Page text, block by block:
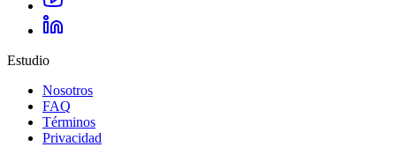
Estudio
Nosotros
FAQ
Términos
Privacidad